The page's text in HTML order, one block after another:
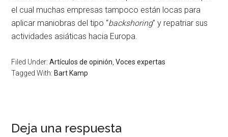
el cual muchas empresas tampoco están locas para
aplicar maniobras del tipo “backshoring” y repatriar sus
actividades asiáticas hacia Europa.
Filed Under:Artículos de opinión ,Voces expertas
Tagged With: Bart Kamp
Deja una respuesta